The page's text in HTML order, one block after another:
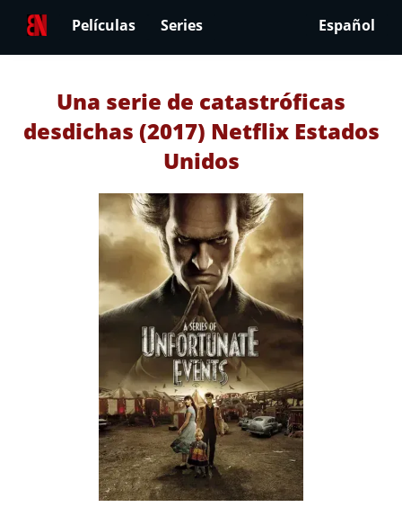
Películas Series Español
Una serie de catastróficas
desdichas (2017) Netflix Estados
Unidos